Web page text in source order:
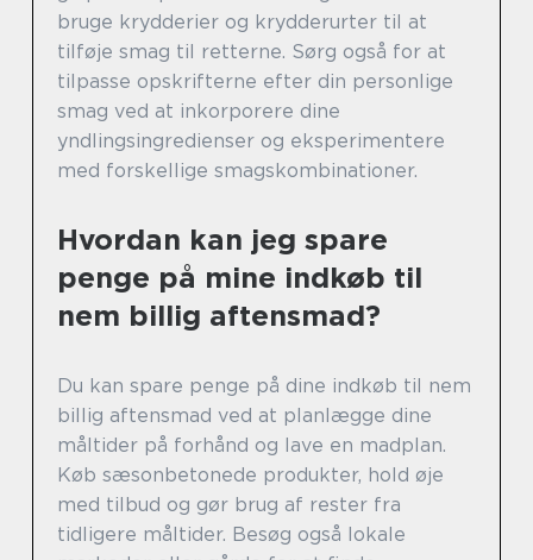
bruge krydderier og krydderurter til at
tilføje smag til retterne. Sørg også for at
tilpasse opskrifterne efter din personlige
smag ved at inkorporere dine
yndlingsingredienser og eksperimentere
med forskellige smagskombinationer.
Hvordan kan jeg spare
penge på mine indkøb til
nem billig aftensmad?
Du kan spare penge på dine indkøb til nem
billig aftensmad ved at planlægge dine
måltider på forhånd og lave en madplan.
Køb sæsonbetonede produkter, hold øje
med tilbud og gør brug af rester fra
tidligere måltider. Besøg også lokale